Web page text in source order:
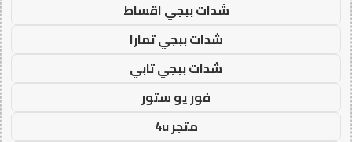
شدات ببجي اقساط
شدات ببجي تمارا
شدات ببجي تابي
فور يو ستور
متجر 4u